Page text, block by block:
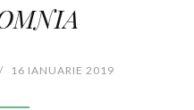
/ 16 IANUARIE 2019